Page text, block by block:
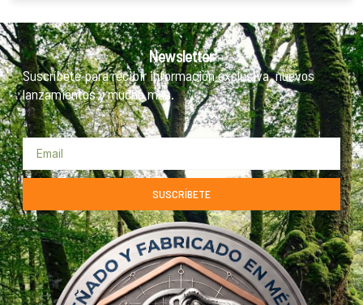
Newsletter
Suscríbete para recibir información exclusiva, nuevos
lanzamientos y mucho más.
SUSCRÍBETE